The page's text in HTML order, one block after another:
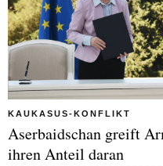
KAUKASUS-KONFLIKT
Aserbaidschan greift
ihren Anteil daran